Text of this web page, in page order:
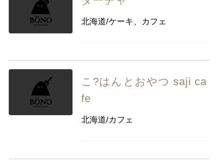
北海道/ケーキ、カフェ
こ?はんとおやつ saji ca
fe
北海道/カフェ